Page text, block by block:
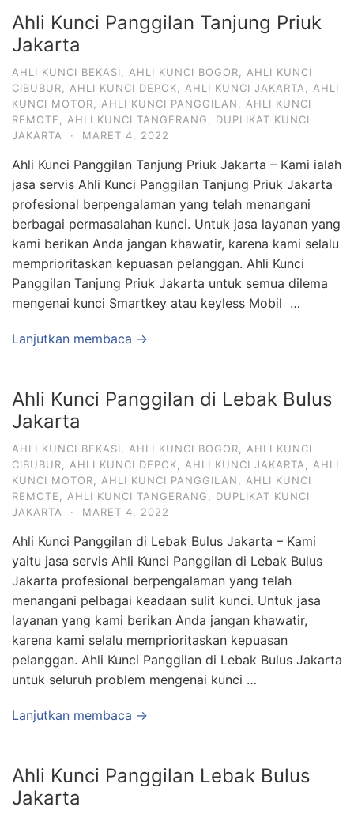
Ahli Kunci Panggilan Tanjung Priuk
Jakarta
AHLI KUNCI BEKASI AHLI KUNCI BOGOR
AHLI KUNCI
CIBUBUR
AHLI KUNCI DEPOK AHLI KUNCI JAKARTA
AHLI
KUNCI MOTOR
AHLI KUNCI PANGGILAN
AHLI KUNCI
REMOTE
AHLI KUNCI TANGERANG
DUPLIKAT KUNCI
JAKARTA
· MARET 4, 2022
Ahli Kunci Panggilan Tanjung Priuk Jakarta – Kami ialah
jasa servis Ahli Kunci Panggilan Tanjung Priuk Jakarta
profesional berpengalaman yang telah menangani
berbagai permasalahan kunci. Untuk jasa layanan yang
kami berikan Anda jangan khawatir, karena kami selalu
memprioritaskan kepuasan pelanggan. Ahli Kunci
Panggilan Tanjung Priuk Jakarta untuk semua dilema
mengenai kunci Smartkey atau keyless Mobil …
Lanjutkan membaca →
Ahli Kunci Panggilan di Lebak Bulus
Jakarta
AHLI KUNCI BEKASI AHLI KUNCI BOGOR
AHLI KUNCI
CIBUBUR
AHLI KUNCI DEPOK AHLI KUNCI JAKARTA
AHLI
KUNCI MOTOR
AHLI KUNCI PANGGILAN
AHLI KUNCI
REMOTE
AHLI KUNCI TANGERANG
DUPLIKAT KUNCI
JAKARTA
· MARET 4, 2022
Ahli Kunci Panggilan di Lebak Bulus Jakarta – Kami
yaitu jasa servis Ahli Kunci Panggilan di Lebak Bulus
Jakarta profesional berpengalaman yang telah
menangani pelbagai keadaan sulit kunci. Untuk jasa
layanan yang kami berikan Anda jangan khawatir,
karena kami selalu memprioritaskan kepuasan
pelanggan. Ahli Kunci Panggilan di Lebak Bulus Jakarta
untuk seluruh problem mengenai kunci …
Lanjutkan membaca →
Ahli Kunci Panggilan Lebak Bulus
Jakarta